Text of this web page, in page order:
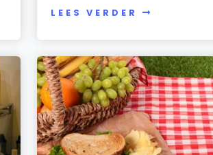
LEES VERDER